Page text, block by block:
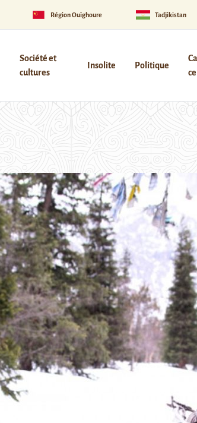
Région Ouïghoure Tadjikistan
Société et
cultures
Insolite Politique